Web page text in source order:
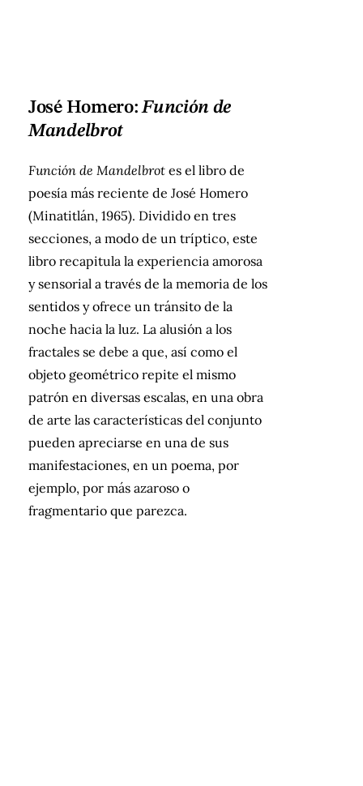
José Homero: Función de
Mandelbrot
Función de Mandelbrot es el libro de
poesía más reciente de José Homero
(Minatitlán, 1965). Dividido en tres
secciones, a modo de un tríptico, este
libro recapitula la experiencia amorosa
y sensorial a través de la memoria de los
sentidos y ofrece un tránsito de la
noche hacia la luz. La alusión a los
fractales se debe a que, así como el
objeto geométrico repite el mismo
patrón en diversas escalas, en una obra
de arte las características del conjunto
pueden apreciarse en una de sus
manifestaciones, en un poema, por
ejemplo, por más azaroso o
fragmentario que parezca.